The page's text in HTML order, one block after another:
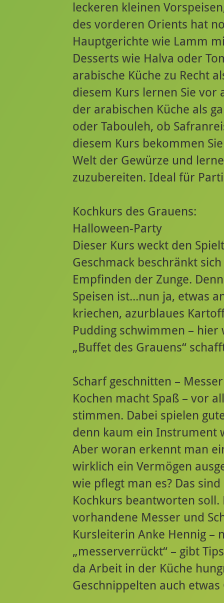
leckeren kleinen
des vorderen Orients hat
Hauptgerichte wie Lamm
Desserts wie Halva oder
arabische Küche zu Recht
diesem Kurs lernen Sie vor
der arabischen Küche als
oder Tabouleh, ob
diesem Kurs bekommen
Welt der Gewürze und
zuzubereiten. Ideal für
Kochkurs des Grauens:
Halloween-Party
Dieser Kurs weckt den
Geschmack beschränkt
Empfinden der Zunge.
Speisen ist...nun ja, etwas
kriechen, azurblaues
Pudding schwimmen –
„Buffet des Grauens“
Scharf geschnitten –
Kochen macht Spaß – vor
stimmen. Dabei spielen
denn kaum ein Instrument
Aber woran erkennt man
wirklich ein Vermögen
wie pflegt man es? Das
Kochkurs beantworten
vorhandene Messer und
Kursleiterin Anke Hennig –
„messerverrückt“ – gibt
da Arbeit in der Küche
Geschnippelten auch